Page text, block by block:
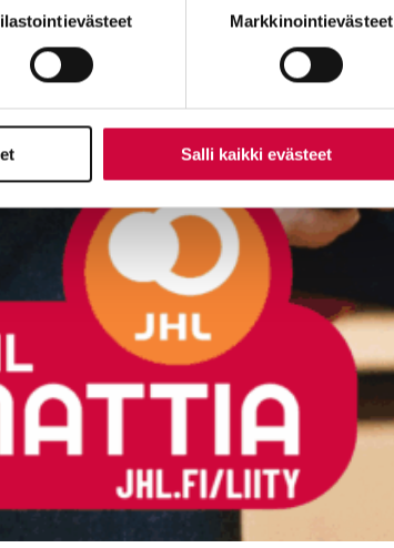
osaa käytetään tilastointi- tai
Markkinointievästeet
Salli kaikki evästeet